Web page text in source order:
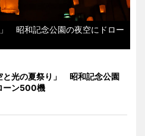
昭和記念公園の夜空にドロー
と光の夏祭り」 昭和記念公園
ーン500機